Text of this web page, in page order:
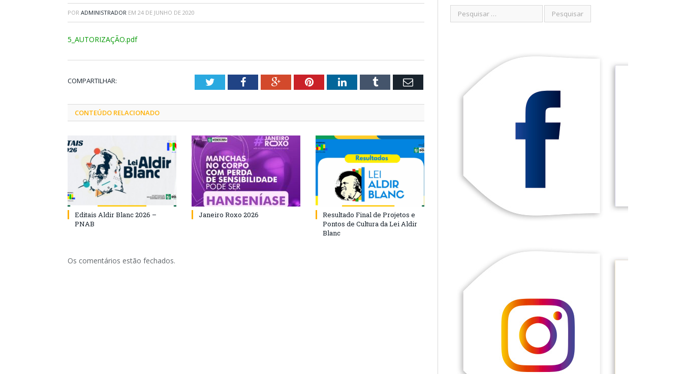
POR ADMINISTRADOR EM 24 DE JUNHO DE 2020
5_AUTORIZAÇÃO.pdf
COMPARTILHAR: TwitterFacebookGoogle+PinterestLinkedInTumblr Email
CONTEÚDO RELACIONADO
Editais Aldir Blanc 2026 –
PNAB
Janeiro Roxo 2026
Resultado Final de Projetos e
Pontos de Cultura da Lei Aldir
Blanc
Os comentários estão fechados.